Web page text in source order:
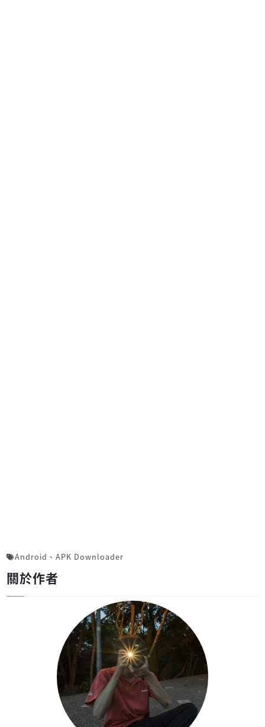
Android 、 APK Downloader
關於作者